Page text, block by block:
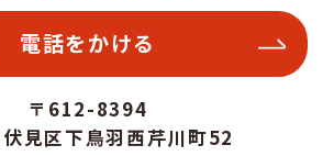
電話をかける
〒612-8394
見区下鳥羽西芹川町52